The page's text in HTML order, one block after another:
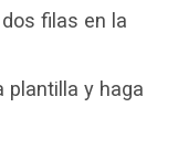
filas en la
plantilla y haga